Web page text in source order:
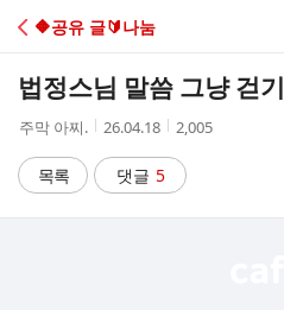
C
A
🔶️공유 글🔰나눔
법정스님 말씀 그냥 걷
작
자
주막 아찌.
작
시
26.04.18
조
수
2,005
목록 댓글 5